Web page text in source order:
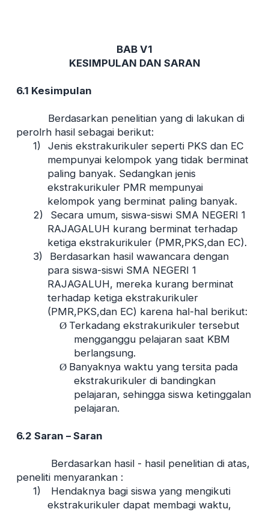
BAB V1
KESIMPULAN DAN SARAN
6.1 Kesimpulan
Berdasarkan penelitian yang di lakukan di
perolrh hasil sebagai berikut:
1)
Jenis ekstrakurikuler seperti PKS dan EC
mempunyai kelompok yang tidak berminat
paling banyak. Sedangkan jenis
ekstrakurikuler PMR mempunyai
kelompok yang berminat paling banyak.
2)
Secara umum, siswa-siswi SMA NEGERI 1
RAJAGALUH kurang berminat terhadap
ketiga ekstrakurikuler (PMR,PKS,dan EC).
3)
Berdasarkan hasil wawancara dengan
para siswa-siswi SMA NEGERI 1
RAJAGALUH, mereka kurang berminat
terhadap ketiga ekstrakurikuler
(PMR,PKS,dan EC) karena hal-hal berikut:
Ø Terkadang ekstrakurikuler tersebut
mengganggu pelajaran saat KBM
berlangsung.
Ø Banyaknya waktu yang tersita pada
ekstrakurikuler di bandingkan
pelajaran, sehingga siswa ketinggalan
pelajaran.
6.2 Saran – Saran
Berdasarkan hasil - hasil penelitian di atas,
peneliti menyarankan :
1)
Hendaknya bagi siswa yang mengikuti
ekstrakurikuler dapat membagi waktu,